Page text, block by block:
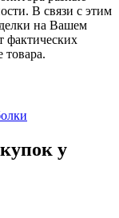
В связи с этим
на Вашем
фактических
у